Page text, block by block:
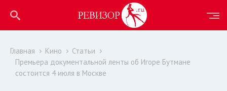
Главная Кино
Статьи
Премьера документальной ленты об Игоре Бутмане
состоится 4 июля в Москве